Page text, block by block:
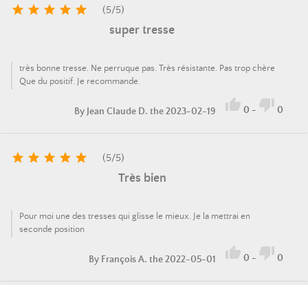
     (5/5)
super tresse
très bonne tresse. Ne perruque pas. Très résistante. Pas trop chère
Que du positif. Je recommande.
By Jean Claude D. the 2023-02-19  0 -  0
     (5/5)
Très bien
Pour moi une des tresses qui glisse le mieux. Je la mettrai en
seconde position
By François A. the 2022-05-01  0 -  0